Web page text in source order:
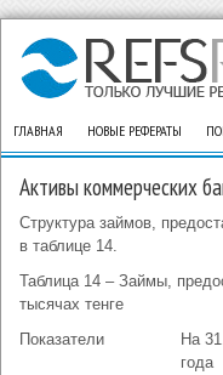
ГЛАВНАЯ НОВЫЕ РЕФЕРАТЫ
Активы коммерческих
Структура займов,
в таблице 14.
Таблица 14 – Займы,
тысячах тенге
Показатели
На
года